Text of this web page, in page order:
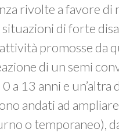
rivolte a favore
di forte
promosse da
di un semi
a 13 anni e un’altra
andati ad
o temporaneo),